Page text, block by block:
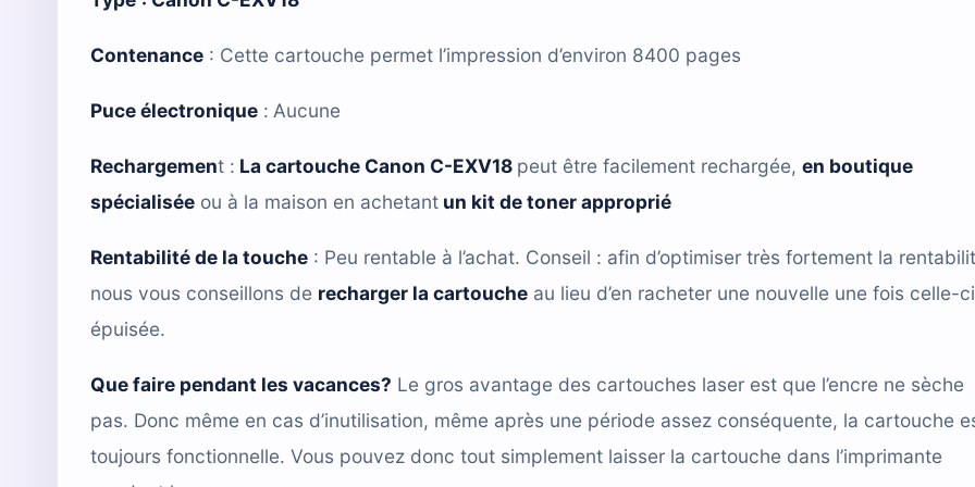
Contenance : Cette cartouche permet l’impression d’environ 8400 pages
Puce électronique : Aucune
Rechargement : La cartouche Canon C-EXV18 peut être facilement rechargée, en boutique
spécialisée ou à la maison en achetant un kit de toner approprié
Rentabilité de la touche : Peu rentable à l’achat. Conseil : afin d’optimiser très fortement la
nous vous conseillons de recharger la cartouche au lieu d’en racheter une nouvelle une fois celle-ci
épuisée.
Que faire pendant les vacances? Le gros avantage des cartouches laser est que l’encre ne sèche
pas. Donc même en cas d’inutilisation, même après une période assez conséquente, la cartouche
toujours fonctionnelle. Vous pouvez donc tout simplement laisser la cartouche dans l’imprimante